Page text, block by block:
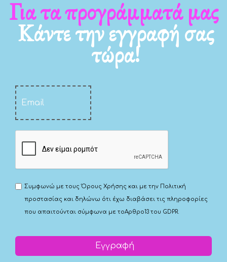
Για τα νέα μας
Κάντε την εγγραφή σας
τώρα!
Συμφωνώ με τουςΌρους Χρήσης και με την Πολιτική
προστασίας και δηλώνω ότι έχω διαβάσει τις πληροφορίες
που απαιτούνται σύμφωνα με τοΑρθρο13 του GDPR.
Εγγραφή